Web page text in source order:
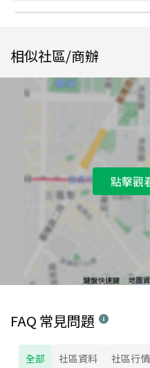
相似社區/商辦
點擊觀
FAQ 常見問題
全部 社區資料 社區行情